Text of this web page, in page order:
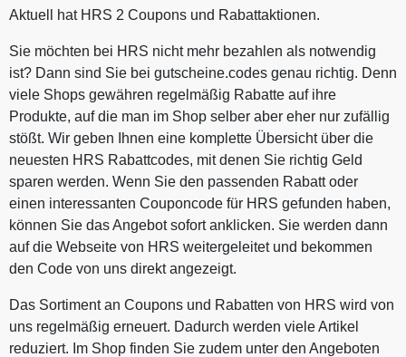
Aktuell hat HRS 2 Coupons und Rabattaktionen.
Sie möchten bei HRS nicht mehr bezahlen als notwendig
ist? Dann sind Sie bei gutscheine.codes genau richtig. Denn
viele Shops gewähren regelmäßig Rabatte auf ihre
Produkte, auf die man im Shop selber aber eher nur zufällig
stößt. Wir geben Ihnen eine komplette Übersicht über die
neuesten HRS Rabattcodes, mit denen Sie richtig Geld
sparen werden. Wenn Sie den passenden Rabatt oder
einen interessanten Couponcode für HRS gefunden haben,
können Sie das Angebot sofort anklicken. Sie werden dann
auf die Webseite von HRS weitergeleitet und bekommen
den Code von uns direkt angezeigt.
Das Sortiment an Coupons und Rabatten von HRS wird von
uns regelmäßig erneuert. Dadurch werden viele Artikel
reduziert. Im Shop finden Sie zudem unter den Angeboten